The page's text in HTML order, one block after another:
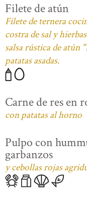
Filete de atún
Filete de ternera
costra de sal y
salsa rústica de atún
patatas asadas.
Carne de res en
con patatas al horno
Pulpo con
garbanzos
y cebollas rojas